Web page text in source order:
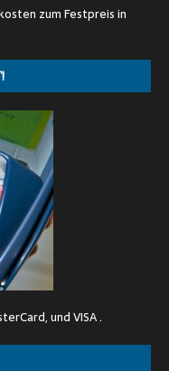
zum Festpreis in
und VISA .